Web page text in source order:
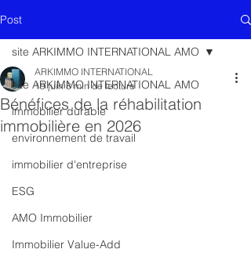
Post
site ARKIMMO INTERNATIONAL AMO
immobilier durable
environnement de travail
immobilier d'entreprise
ESG
AMO Immobilier
Immobilier Value-Add
site ARKIMMO INTERNATIONAL AMO
Bénéfices de la réhabilitation
immobilière en 2026
ARKIMMO INTERNATIONAL
19 juin 8 min de lecture